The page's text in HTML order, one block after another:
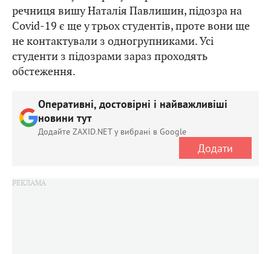
речниця вишу Наталія Павлишин, підозра на
Covid-19 є ще у трьох студентів, проте вони ще
не контактували з одногрупниками. Усі
студенти з підозрами зараз проходять
обстеження.
Оперативні, достовірні і найважливіші
новини тут
Додайте ZAXID.NET у вибрані в Google
Додати